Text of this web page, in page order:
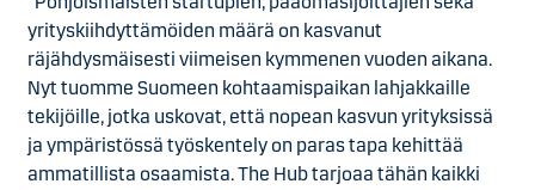
yrityskiihdyttämöiden määrä on kasvanut
räjähdysmäisesti viimeisen kymmenen vuoden aikana.
Nyt tuomme Suomeen kohtaamispaikan lahjakkaille
tekijöille, jotka uskovat, että nopean kasvun yrityksissä
ja ympäristössä työskentely on paras tapa kehittää
ammatillista osaamista. The Hub tarjoaa tähän kaikki